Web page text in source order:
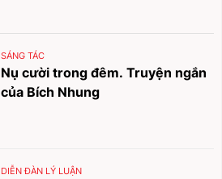
SÁNG TÁC
Nụ cười trong đêm. Truyện ngắn
của Bích Nhung
DIỄN ĐÀN LÝ LUẬN